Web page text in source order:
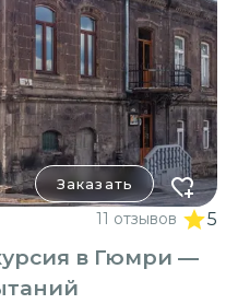
Заказать
11 отзывов 5
в Гюмри —